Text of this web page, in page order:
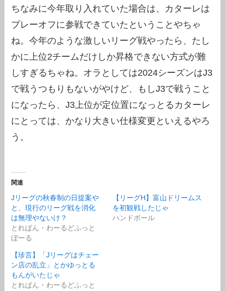
ちなみに今年取り入れていた場合は、カターレは
プレーオフに参戦できていたということやちゃ
ね。今年のような激しいリーグ戦やったら、たし
かに上位2チームだけしか昇格できない方式が難
しすぎるちゃね。オラとしては2024シーズンはJ3
で戦うつもりもないがやけど、もしJ3で戦うこと
になったら、J3上位が定位置になっとるカターレ
にとっては、かなり大きい仕様変更といえるやろ
う。
関連
Jリーグの秋春制の日提案や
と、現行のリーグ戦を消化
は無理やないけ？
とれぱん・わーるどふっと
ぼーる
【リーグH】富山ドリームス
を初観戦したじゃ
ハンドボール
【珍言】「Jリーグはチェー
ン店の乱立」とかゆっとる
もんがいたじゃ
とれぱん・わーるどふっと